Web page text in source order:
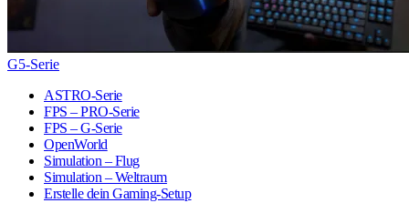
G5-Serie
ASTRO-Serie
FPS – PRO-Serie
FPS – G-Serie
OpenWorld
Simulation – Flug
Simulation – Weltraum
Erstelle dein Gaming-Setup